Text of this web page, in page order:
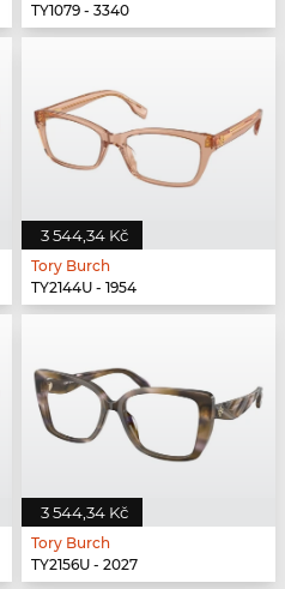
TY1079 - 3340
3 544,34 Kč
Tory Burch
TY2144U - 1954
3 544,34 Kč
Tory Burch
TY2156U - 2027